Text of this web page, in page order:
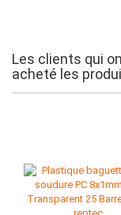
Les clients qui
acheté les